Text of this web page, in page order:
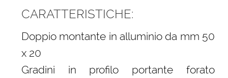
CARATTERISTICHE:
Doppio montante in alluminio da mm 50
x 20
Gradini in profilo portante forato